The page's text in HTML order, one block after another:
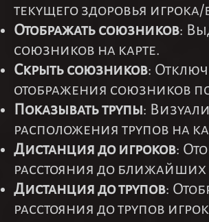
текущего здоровья игрока/
Отображать союзников:
союзников на карте.
Скрыть союзников:
отображения союзников
Показывать трупы:
расположения трупов на
Дистанция до игроков:
расстояния до ближайших
Дистанция до трупов:
расстояния до трупов